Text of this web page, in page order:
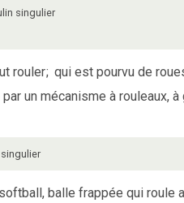
singulier
rouler; qui est pourvu de
un mécanisme à rouleaux, à
singulier
balle frappée qui roule